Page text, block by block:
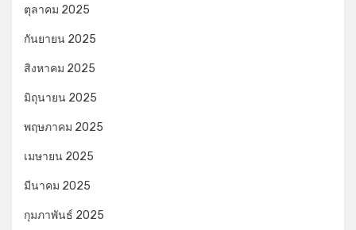
ตุลาคม 2025
กันยายน 2025
สิงหาคม 2025
มิถุนายน 2025
พฤษภาคม 2025
เมษายน 2025
มีนาคม 2025
กุมภาพันธ์ 2025